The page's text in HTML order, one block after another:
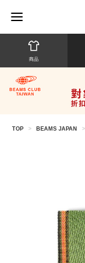
商品
TOP > BEAMS JAPAN >